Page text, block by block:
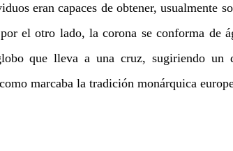
eran capaces de obtener, usualmente
el otro lado, la corona se conforma de
que lleva a una cruz, sugiriendo un
marcaba la tradición monárquica